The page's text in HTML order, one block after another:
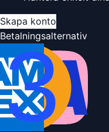
Skapa konto
Betalningsalternativ